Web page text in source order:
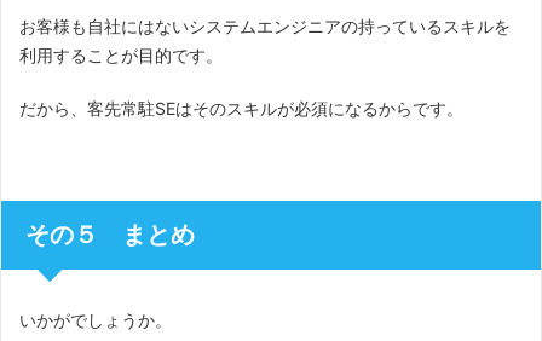
お客様も自社にはないシステムエンジニアの持っているスキルを
利用することが目的です。
だから、客先常駐SEはそのスキルが必須になるからです。
その５ まとめ
いかがでしょうか。